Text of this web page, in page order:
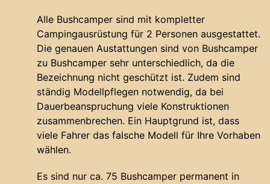
Alle Bushcamper sind mit kompletter
Campingausrüstung für 2 Personen ausgestattet.
Die genauen Austattungen sind von Bushcamper
zu Bushcamper sehr unterschiedlich, da die
Bezeichnung nicht geschützt ist. Zudem sind
ständig Modellpflegen notwendig, da bei
Dauerbeanspruchung viele Konstruktionen
zusammenbrechen. Ein Hauptgrund ist, dass
viele Fahrer das falsche Modell für Ihre Vorhaben
wählen.
Es sind nur ca. 75 Bushcamper permanent in